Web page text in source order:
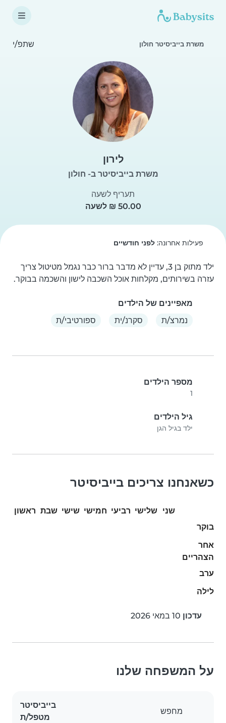
משרת בייביסיטר חולון שתפ/י
לירון
משרת בייביסיטר ב- חולון
תעריף לשעה
פעילות אחרונה:לפני חודשיים
עזרה בשירותים, מקלחות אוכל השכבה לישון והשכמה בבוקר.
מאפיינים של הילדים
נמרצ/ת
סקרנ/ית ספורטיבי/ת
מספר הילדים
1
גיל הילדים
ילד בגיל הגן
כשאנחנו צריכים בייביסיטר
שני שלישי רביעי חמישי שישי שבת ראשון
בוקר
אחר
הצהריים
ערב
לילה
עדכון
על המשפחה שלנו
מחפש
בייביסיטר
מטפל/ת